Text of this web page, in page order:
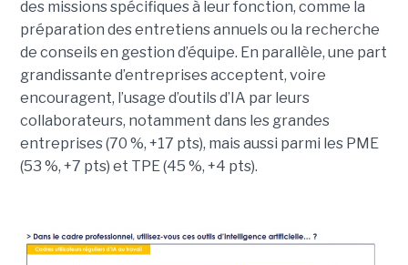
des missions spécifiques à leur fonction, comme la
préparation des entretiens annuels ou la recherche
de conseils en gestion d’équipe. En parallèle, une part
grandissante d’entreprises acceptent, voire
encouragent, l’usage d’outils d’IA par leurs
collaborateurs, notamment dans les grandes
entreprises (70 %, +17 pts), mais aussi parmi les PME
(53 %, +7 pts) et TPE (45 %, +4 pts).